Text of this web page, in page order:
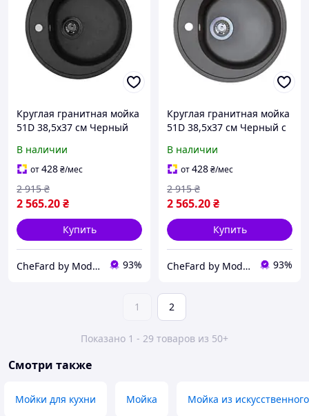
Круглая гранитная мойка
51D 38,5x37 см Черный
В наличии
от428₴/мес
2 565.20₴
2 915 ₴
Купить
CheFard by Modernof 93%
Круглая гранитная мойка
51D 38,5x37 см Черный с
В наличии
от428₴/мес
2 565.20₴
2 915 ₴
Купить
CheFard by Modernof 93%
1 2
Показано 1 - 29 товаров из 50+
Смотри также
Мойки для кухни Мойка Мойка из